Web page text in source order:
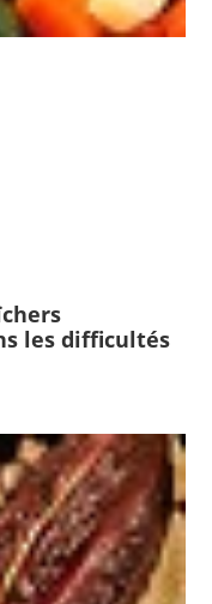
les difficultés